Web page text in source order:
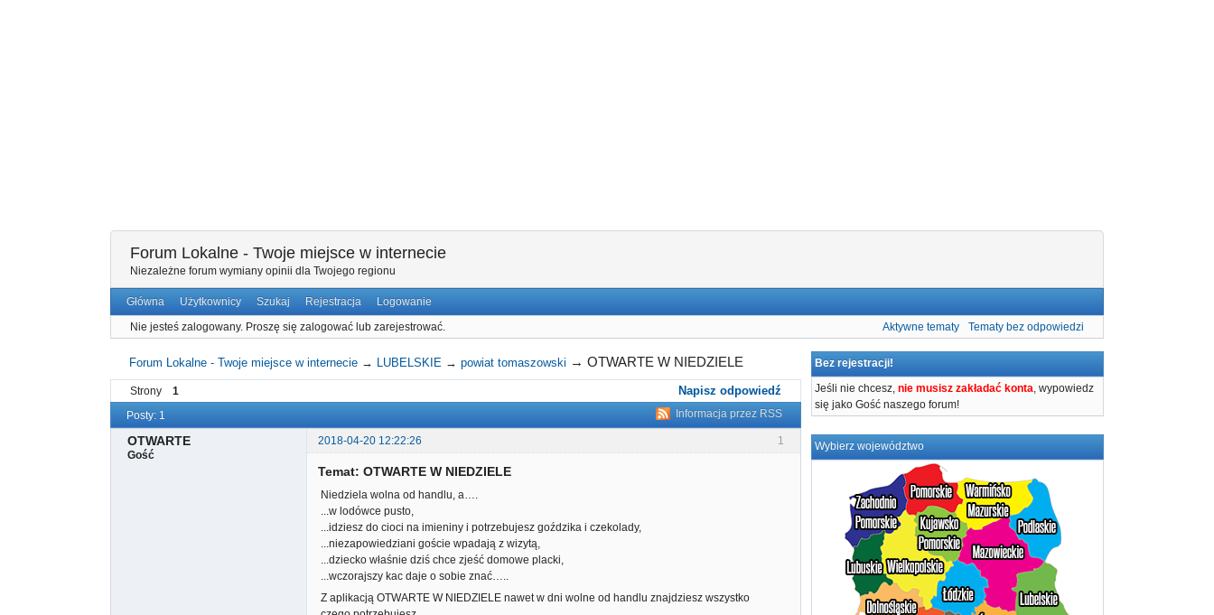
Forum Lokalne - Twoje miejsce w internecie
Niezależne forum wymiany opinii dla Twojego regionu
Główna Użytkownicy Szukaj Rejestracja Logowanie
Nie jesteś zalogowany. Proszę się zalogować lub zarejestrować. Aktywne tematy Tematy bez odpowiedzi
Bez rejestracji!
Jeśli nie chcesz, nie musisz zakładać konta, wypowiedz
się jako Gość naszego forum!
Wybierz województwo
Forum Lokalne - Twoje miejsce w internecie → LUBELSKIE →powiat tomaszowski →OTWARTE W NIEDZIELE
Strony 1 Napisz odpowiedź
Informacja przez RSS
Posty: 1
1
OTWARTE
2018-04-20 12:22:26
Gość
Temat: OTWARTE W NIEDZIELE
Niedziela wolna od handlu, a….
...w lodówce pusto,
...idziesz do cioci na imieniny i potrzebujesz goździka i czekolady,
...niezapowiedziani goście wpadają z wizytą,
...dziecko właśnie dziś chce zjeść domowe placki,
...wczorajszy kac daje o sobie znać…..
Z aplikacją OTWARTE W NIEDZIELE nawet w dni wolne od handlu znajdziesz wszystko